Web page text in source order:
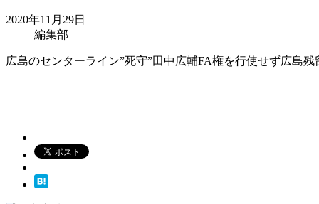
2020年11月29日
編集部
広島のセンターライン”死守”田中広輔FA権を行使せず広島